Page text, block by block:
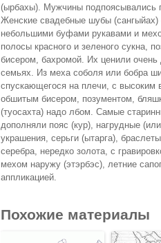
(ырбахы). Мужчины подпоясывались
Женские свадебные шубы
небольшими буфами рукавами и
полосы красного и зеленого сукна,
бисером, бахромой. Их ценили очень
семьях. Из меха соболя или бобра
спускающегося на плечи, с высоким
обшитым бисером, позументом,
(туосахта) надо лбом. Самые
дополняли пояс (кур), нагрудные
украшения, серьги (ытарга),
серебра, нередко золота, с
мехом наружу (этэрбэс), летние
аппликацией.
Похожие материалы